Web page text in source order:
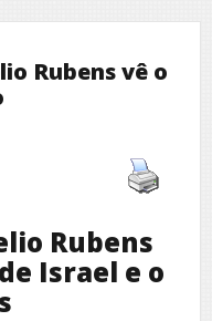
Rubens vê o
Rubens
Israel e o